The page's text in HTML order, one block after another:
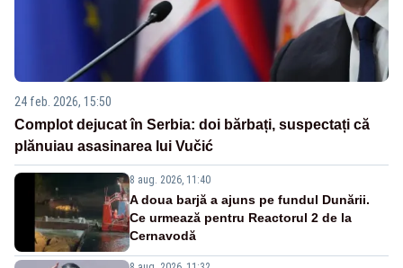
24 feb. 2026, 15:50
Complot dejucat în Serbia: doi bărbați, suspectați că
plănuiau asasinarea lui Vučić
8 aug. 2026, 11:40
A doua barjă a ajuns pe fundul Dunării.
Ce urmează pentru Reactorul 2 de la
Cernavodă